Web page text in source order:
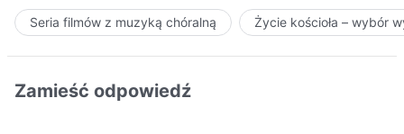
Seria filmów z muzyką chóralną Życie kościoła – wybór
Zamieść odpowiedź